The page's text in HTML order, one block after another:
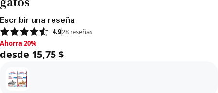
Escribir una reseña
4.928 reseñas
Ahorra 20%, desde 15,75 $
Ahorra 20%
desde 15,75 $